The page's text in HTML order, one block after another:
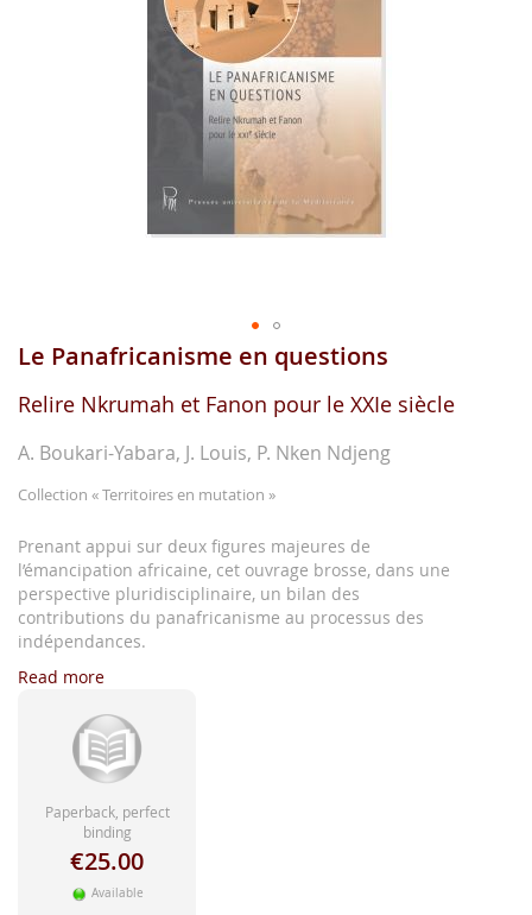
Skip
the
of
images
Le Panafricanisme en questions
Relire Nkrumah et Fanon pour le XXIe siècle
A. Boukari-Yabara, J. Louis, P. Nken Ndjeng
Collection « Territoires en mutation »
Prenant appui sur deux figures majeures de
l’émancipation africaine, cet ouvrage brosse, dans une
perspective pluridisciplinaire, un bilan des
contributions du panafricanisme au processus des
indépendances.
Read more
Paperback, perfect
binding
€25.00
Available